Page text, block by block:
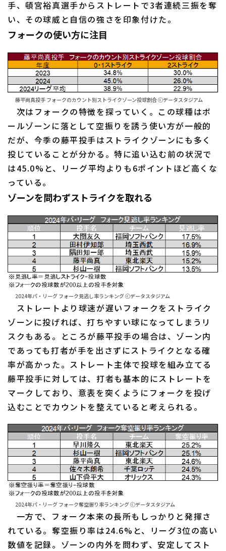
手、頓宮裕真選手からストレートで3者連続三振を奪
い、その球威と自信の強さを印象付けた。
フォークの使い方に注目
藤平尚真投手 フォークのカウント別ストライクゾーン投球割合 ⓒデータスタジアム
次はフォークの特徴を探っていく。この球種はボ
ールゾーンに落として空振りを誘う使い方が一般的
だが、今季の藤平投手はストライクゾーンにも多く
投じていることが分かる。特に追い込む前の状況で
は45.0%と、リーグ平均よりも6ポイントほど高くな
っている。
ゾーンを問わずストライクを取れる
2024年パ・リーグ フォーク見逃し率ランキング ⓒデータスタジアム
ストレートより球速が遅いフォークをストライク
ゾーンに投げれば、打ちやすい球になってしまうリ
スクもある。ところが藤平投手の場合は、ゾーン内
であっても打者が手を出さずにストライクとなる確
率が高かった。ストレート主体で投球を組み立てる
藤平投手に対しては、打者も基本的にストレートを
マークしており、意表を突くようにフォークを投げ
込むことでカウントを整えていると考えられる。
2024年パ・リーグ フォーク奪空振り率ランキング ⓒデータスタジアム
一方で、フォーク本来の長所もしっかりと発揮さ
れている。奪空振り率は24.6%と、リーグ3位の高い
数値を記録。ゾーンの内外を問わず、安定してスト